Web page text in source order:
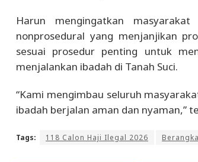
Harun mengingatkan
nonprosedural yang menjanjikan
sesuai prosedur penting untuk
menjalankan ibadah di Tanah Suci.
“Kami mengimbau seluruh
ibadah berjalan aman dan nyaman,”
Tags: 118 Calon Haji Ilegal 2026